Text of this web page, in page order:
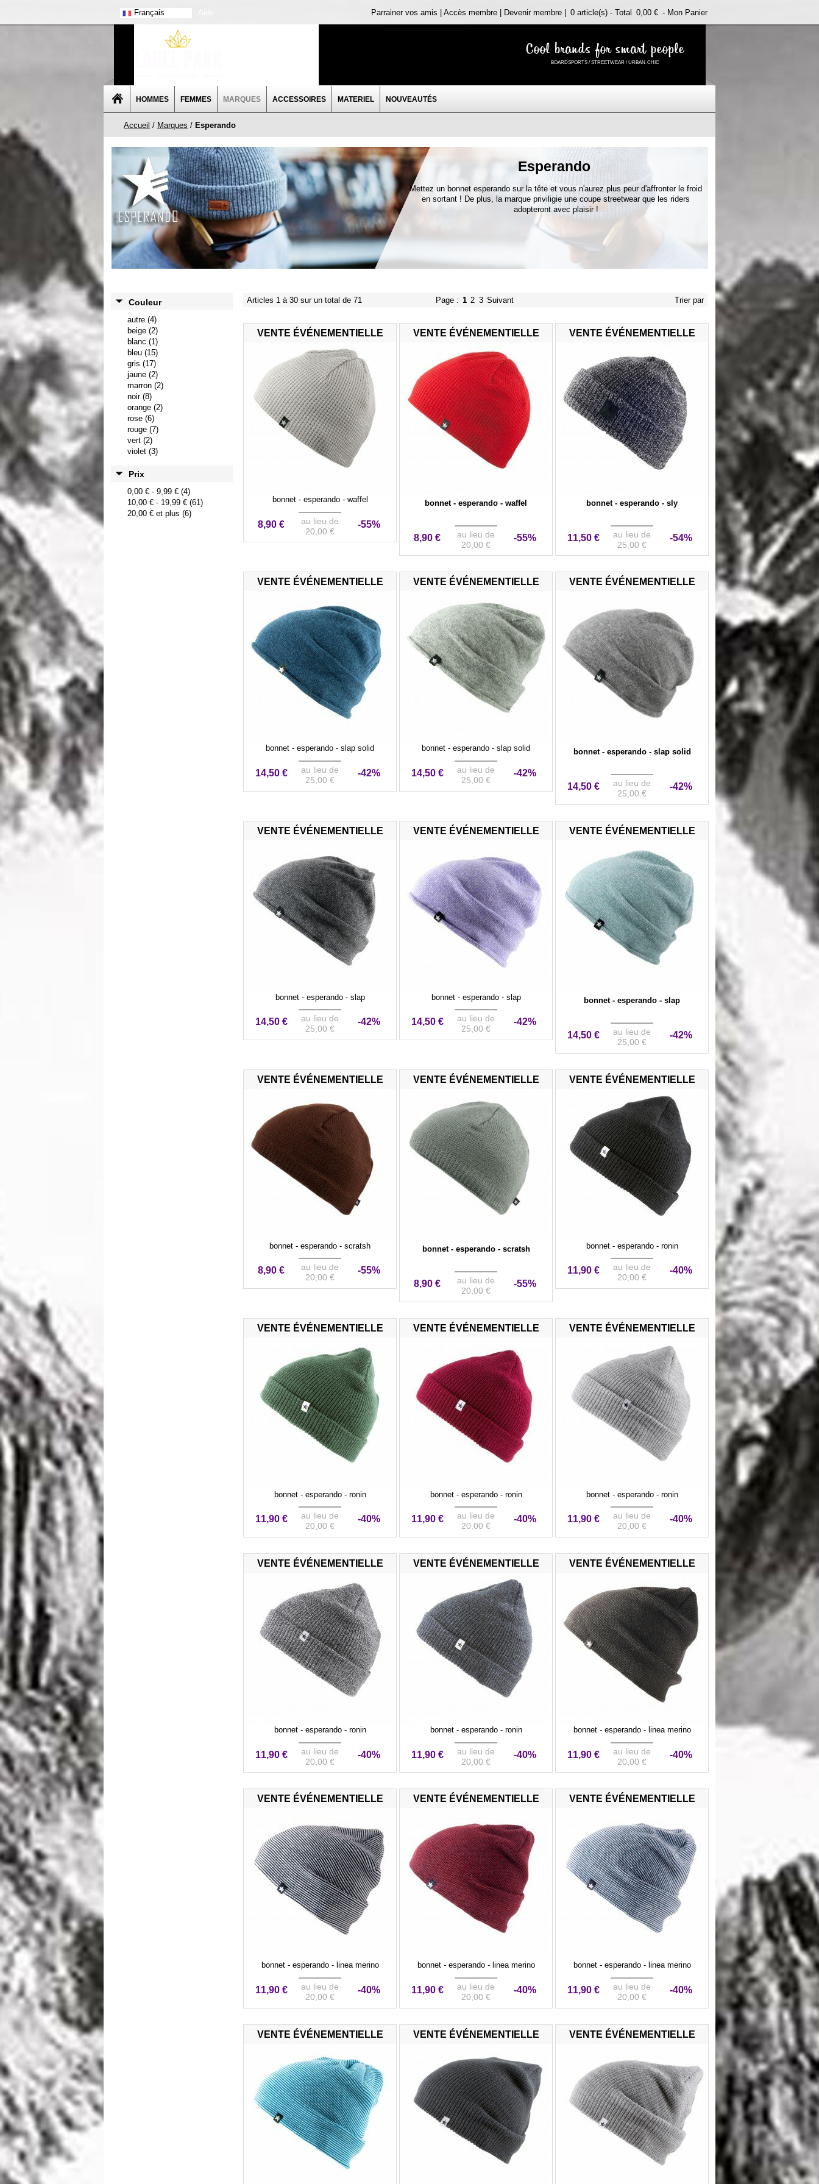
Cool brands for smart people
BOARDSPORTS / STREETWEAR / URBAN-CHIC
Français Parrainer vos amis | Accès membre | Devenir membre | 0 article(s) - Total 0,00 € - Mon Panier
HOMMES FEMMES MARQUES ACCESSOIRES MATERIEL NOUVEAUTÉS
Accueil / Marques / Esperando
Esperando
Mettez un bonnet esperando sur la tête et vous n'aurez plus peur d'affronter le froid
en sortant ! De plus, la marque priviligie une coupe streetwear que les riders
adopteront avec plaisir !
Couleur
autre (4)
beige (2)
blanc (1)
bleu (15)
gris (17)
jaune (2)
marron (2)
noir (8)
orange (2)
rose (6)
rouge (7)
vert (2)
violet (3)
Prix
0,00 € -9,99 € (4)
10,00 € - 19,99 € (61)
20,00 € et plus (6)
Articles 1 à 30 sur un total de 71 Page : 1 2 3 Suivant Trier par
VENTE ÉVÉNEMENTIELLE
bonnet - esperando - waffel
8,90 €
au lieu de
20,00 €
-55%
VENTE ÉVÉNEMENTIELLE
bonnet - esperando - waffel
8,90 €
au lieu de
20,00 €
-55%
VENTE ÉVÉNEMENTIELLE
bonnet - esperando - sly
11,50 €
au lieu de
25,00 €
-54%
VENTE ÉVÉNEMENTIELLE
bonnet - esperando - slap solid
14,50 €
au lieu de
25,00 €
-42%
VENTE ÉVÉNEMENTIELLE
bonnet - esperando - slap solid
14,50 €
au lieu de
25,00 €
-42%
VENTE ÉVÉNEMENTIELLE
bonnet - esperando - slap solid
14,50 €
au lieu de
25,00 €
-42%
VENTE ÉVÉNEMENTIELLE
bonnet - esperando - slap
14,50 €
au lieu de
25,00 €
-42%
VENTE ÉVÉNEMENTIELLE
bonnet - esperando - slap
14,50 €
au lieu de
25,00 €
-42%
VENTE ÉVÉNEMENTIELLE
bonnet - esperando - slap
14,50 €
au lieu de
25,00 €
-42%
VENTE ÉVÉNEMENTIELLE
bonnet - esperando - scratsh
8,90 €
au lieu de
20,00 €
-55%
VENTE ÉVÉNEMENTIELLE
bonnet - esperando - scratsh
8,90 €
au lieu de
20,00 €
-55%
VENTE ÉVÉNEMENTIELLE
bonnet - esperando - ronin
11,90 €
au lieu de
20,00 €
-40%
VENTE ÉVÉNEMENTIELLE
bonnet - esperando - ronin
11,90 €
au lieu de
20,00 €
-40%
VENTE ÉVÉNEMENTIELLE
bonnet - esperando - ronin
11,90 €
au lieu de
20,00 €
-40%
VENTE ÉVÉNEMENTIELLE
bonnet - esperando - ronin
11,90 €
au lieu de
20,00 €
-40%
VENTE ÉVÉNEMENTIELLE
bonnet - esperando - ronin
11,90 €
au lieu de
20,00 €
-40%
VENTE ÉVÉNEMENTIELLE
bonnet - esperando - ronin
11,90 €
au lieu de
20,00 €
-40%
VENTE ÉVÉNEMENTIELLE
bonnet - esperando - linea merino
11,90 €
au lieu de
20,00 €
-40%
VENTE ÉVÉNEMENTIELLE
bonnet - esperando - linea merino
11,90 €
au lieu de
20,00 €
-40%
VENTE ÉVÉNEMENTIELLE
bonnet - esperando - linea merino
11,90 €
au lieu de
20,00 €
-40%
VENTE ÉVÉNEMENTIELLE
bonnet - esperando - linea merino
11,90 €
au lieu de
20,00 €
-40%
VENTE ÉVÉNEMENTIELLE VENTE ÉVÉNEMENTIELLE VENTE ÉVÉNEMENTIELLE